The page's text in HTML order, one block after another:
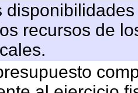
recursos de